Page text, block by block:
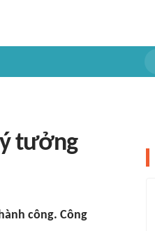
tưởng
công. Công